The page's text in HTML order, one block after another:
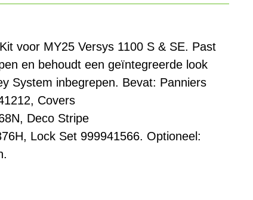
voor MY25 Versys 1100 S & SE. Past
en behoudt een geïntegreerde look
System inbegrepen. Bevat: Panniers
Covers
Deco Stripe
Lock Set 999941566. Optioneel: